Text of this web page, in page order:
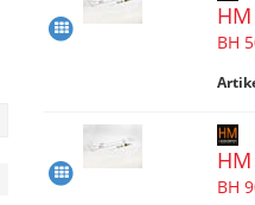
BH
BH